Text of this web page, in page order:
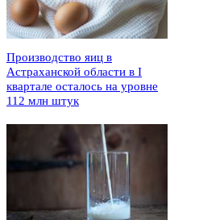
Производство яиц в
Астраханской области в I
квартале осталось на уровне
112 млн штук